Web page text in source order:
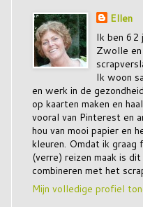
Ellen
Ik ben 62
Zwolle en
Ik woon
en werk in de
op kaarten maken en
vooral van Pinterest en
hou van mooi papier en
kleuren. Omdat ik graag
(verre) reizen maak is
combineren met het
Mijn volledige profiel